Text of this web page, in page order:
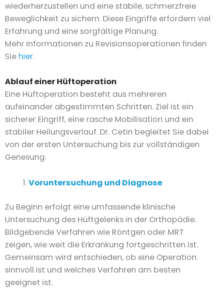
wiederherzustellen und eine stabile, schmerzfreie
Beweglichkeit zu sichern. Diese Eingriffe erfordern viel
Erfahrung und eine sorgfältige Planung.
Mehr Informationen zu Revisionsoperationen finden
Sie hier.
Ablauf einer Hüftoperation
Eine Hüftoperation besteht aus mehreren
aufeinander abgestimmten Schritten. Ziel ist ein
sicherer Eingriff, eine rasche Mobilisation und ein
stabiler Heilungsverlauf. Dr. Cetin begleitet Sie dabei
von der ersten Untersuchung bis zur vollständigen
Genesung.
Voruntersuchung und Diagnose
Zu Beginn erfolgt eine umfassende klinische
Untersuchung des Hüftgelenks in der Orthopädie.
Bildgebende Verfahren wie Röntgen oder MRT
zeigen, wie weit die Erkrankung fortgeschritten ist.
Gemeinsam wird entschieden, ob eine Operation
sinnvoll ist und welches Verfahren am besten
geeignet ist.